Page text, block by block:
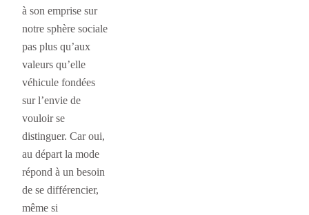
à son emprise sur
notre sphère sociale
pas plus qu’aux
valeurs qu’elle
véhicule fondées
sur l’envie de
vouloir se
distinguer. Car oui,
au départ la mode
répond à un besoin
de se différencier,
même si